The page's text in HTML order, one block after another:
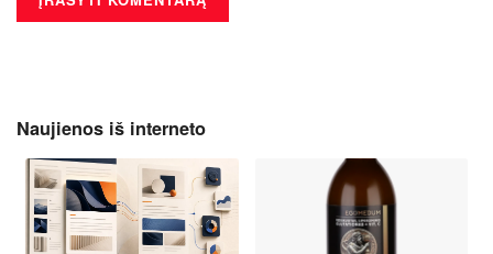
Naujienos iš interneto